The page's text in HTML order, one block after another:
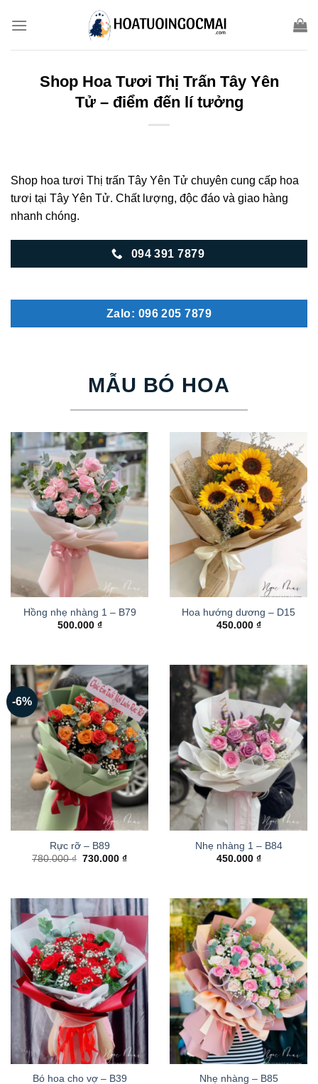
Shop Hoa Tươi Thị Trấn Tây Yên
Tử – điểm đến lí tưởng
Shop hoa tươi Thị trấn Tây Yên Tử chuyên cung cấp hoa
tươi tại Tây Yên Tử. Chất lượng, độc đáo và giao hàng
nhanh chóng.
094 391 7879
Zalo: 096 205 7879
MẪU BÓ HOA
Hồng nhẹ nhàng 1 – B79
500.000 ₫
Hoa hướng dương – D15
450.000 ₫
-6%
Rực rỡ – B89
780.000₫ Giá
730.000₫Giá
Nhẹ nhàng 1 – B84
450.000 ₫
Bó hoa cho vợ – B39
Nhẹ nhàng – B85